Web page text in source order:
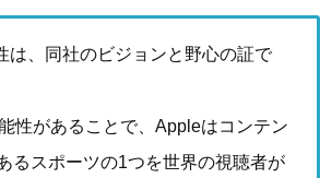
は、同社のビジョンと野心の証で
性があることで、Appleはコンテン
るスポーツの1つを世界の視聴者が